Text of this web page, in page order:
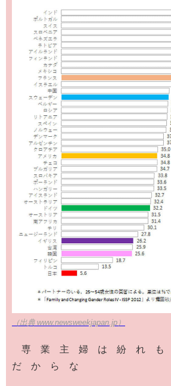
（出典 www.newsweekjapan.jp）
専 業 主 婦 は 紛 れ
だ か ら な